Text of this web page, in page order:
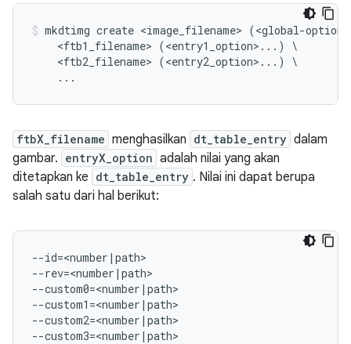
mkdtimg create <image_filename> (<global-
    <ftb1_filename> (<entry1_option>...) \
    <ftb2_filename> (<entry2_option>...) \
ftbX_filename menghasilkan dt_table_entry dalam
gambar. entryX_option adalah nilai yang akan
ditetapkan ke dt_table_entry . Nilai ini dapat berupa
salah satu dari hal berikut:
--id=<number|path>
--rev=<number|path>
--custom0=<number|path>
--custom1=<number|path>
--custom2=<number|path>
--custom3=<number|path>